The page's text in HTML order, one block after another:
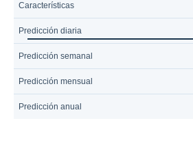
Características
Predicción diaria
Predicción semanal
Predicción mensual
Predicción anual